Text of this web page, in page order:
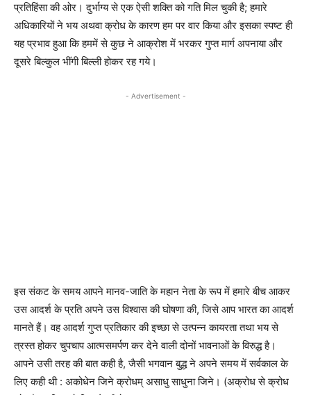
प्रतिहिंसा की ओर। दुर्भाग्य से एक ऐसी शक्ति को गति मिल चुकी है; हमारे
अधिकारियों ने भय अथवा क्रोध के कारण हम पर वार किया और इसका स्पष्ट ही
यह प्रभाव हुआ कि हममें से कुछ ने आक्रोश में भरकर गुप्त मार्ग अपनाया और
दूसरे बिल्कुल भींगी बिल्ली होकर रह गये।
- Advertisement -
इस संकट के समय आपने मानव-जाति के महान नेता के रूप में हमारे बीच आकर
उस आदर्श के प्रति अपने उस विश्वास की घोषणा की, जिसे आप भारत का आदर्श
मानते हैं। वह आदर्श गुप्त प्रतिकार की इच्छा से उत्पन्न कायरता तथा भय से
त्रस्त होकर चुपचाप आत्मसमर्पण कर देने वाली दोनों भावनाओं के विरुद्ध है।
आपने उसी तरह की बात कही है, जैसी भगवान बुद्ध ने अपने समय में सर्वकाल के
लिए कही थी : अकोधेन जिने क्रोधम् असाधु साधुना जिने। (अक्रोध से क्रोध